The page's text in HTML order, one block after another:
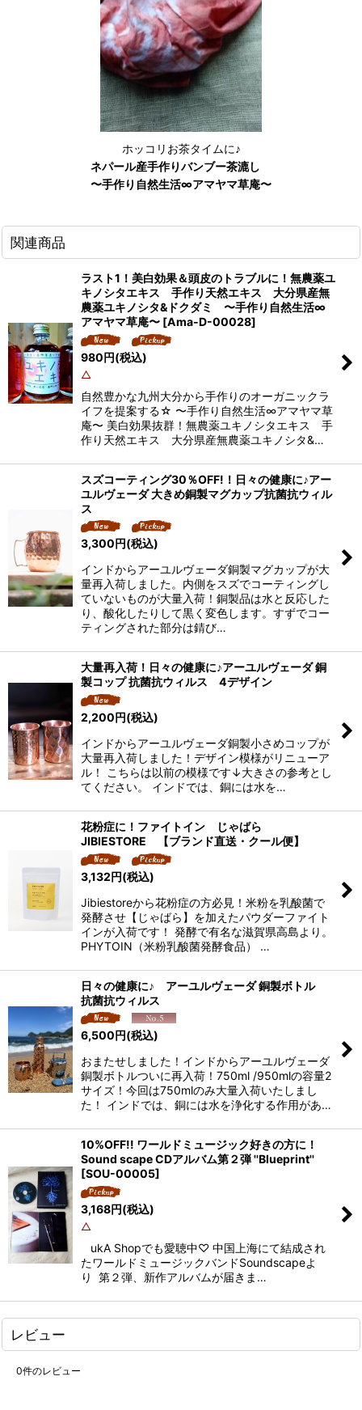
ホッコリお茶タイムに♪
ネパール産手作りバンブー茶漉し
〜手作り自然生活∞アマヤマ草庵〜
関連商品
ラスト1！美白効果＆頭皮のトラブルに！無農薬ユ
キノシタエキス 手作り天然エキス 大分県産無
農薬ユキノシタ&ドクダミ 〜手作り自然生活∞
アマヤマ草庵〜 [Ama-D-00028]
980円(税込)
△
自然豊かな九州大分から手作りのオーガニックラ
イフを提案する☆ 〜手作り自然生活∞アマヤマ草
庵〜 美白効果抜群！無農薬ユキノシタエキス 手
作り天然エキス 大分県産無農薬ユキノシタ&…
スズコーティング30％OFF!！日々の健康に♪アー
ユルヴェーダ 大きめ銅製マグカップ抗菌抗ウィル
ス
3,300 円(税込)
インドからアーユルヴェーダ銅製マグカップが大
量再入荷しました。内側をスズでコーティングし
ていないものが大量入荷！銅製品は水と反応した
り、酸化したりして黒く変色します。すずでコー
ティングされた部分は錆び…
大量再入荷！日々の健康に♪アーユルヴェーダ 銅
製コップ 抗菌抗ウィルス 4デザイン
2,200円(税込)
インドからアーユルヴェーダ銅製小さめコップが
大量再入荷しました！デザイン模様がリニューア
ル！ こちらは以前の模様です↓大きさの参考とし
てください。 インドでは、銅には水を…
花粉症に！ファイトイン じゃばら
JIBIESTORE 【ブランド直送・クール便】
3,132円(税込)
Jibiestoreから花粉症の方必見！米粉を乳酸菌で
発酵させ【じゃばら】を加えたパウダーファイト
インが入荷です！ 発酵で有名な滋賀県高島より。
PHYTOIN（米粉乳酸菌発酵食品） …
日々の健康に♪ アーユルヴェーダ 銅製ボトル
抗菌抗ウィルス
6,500 円(税込)
おまたせしました！インドからアーユルヴェーダ
銅製ボトルついに再入荷！750ml /950mlの容量2
サイズ！今回は750mlのみ大量入荷いたしまし
た！ インドでは、銅には水を浄化する作用があ…
10%OFF!! ワールドミュージック好きの方に！
Sound scape CDアルバム第２弾 ''Blueprint''
[SOU-00005]
3,168円(税込)
△
ukA Shopでも愛聴中♡ 中国上海にて結成され
たワールドミュージックバンドSoundscapeよ
り 第２弾、新作アルバムが届きま…
レビュー
0件のレビュー